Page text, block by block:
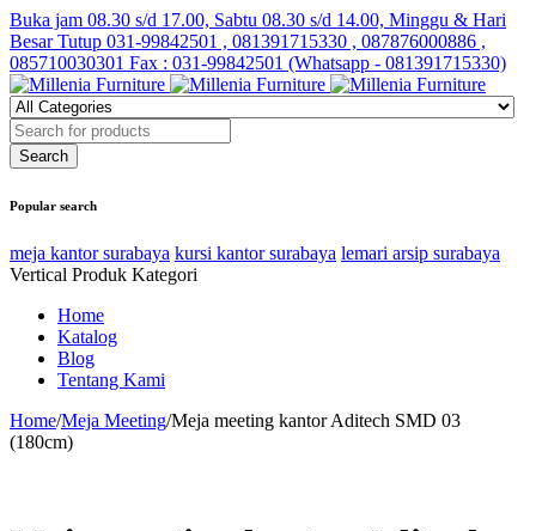
Buka jam 08.30 s/d 17.00, Sabtu 08.30 s/d 14.00, Minggu & Hari
Besar Tutup 031-99842501 , 081391715330 , 087876000886 ,
085710030301 Fax : 031-99842501 (Whatsapp - 081391715330)
Popular search
meja kantor surabaya kursi kantor surabaya lemari arsip surabaya
Vertical Produk Kategori
Home
Katalog
Blog
Tentang Kami
Home/Meja Meeting/Meja meeting kantor Aditech SMD 03
(180cm)